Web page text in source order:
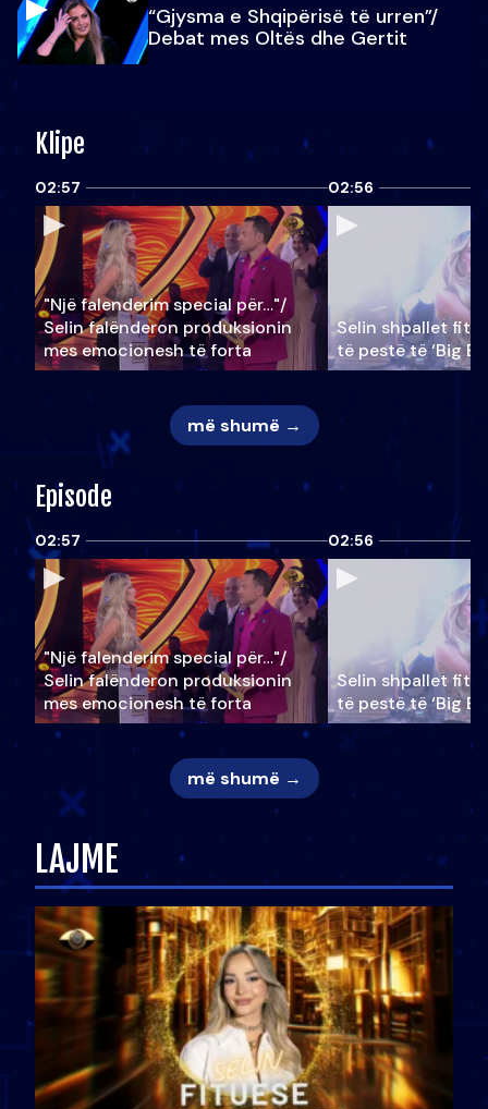
“Gjysma e Shqipërisë të urren”/
Debat mes Oltës dhe Gertit
Klipe
02:57
"Një falenderim special për…"/
Selin falënderon produksionin
mes emocionesh të forta
02:56
Selin shpallet
të pestë të ‘Big
më shumë →
Episode
02:57
"Një falenderim special për…"/
Selin falënderon produksionin
mes emocionesh të forta
02:56
Selin shpallet
të pestë të ‘Big
më shumë →
LAJME